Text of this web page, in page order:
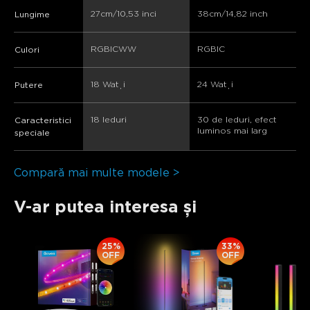
Lungime 27cm/10,53 inci 38cm/14,82 inch
Culori RGBICWW RGBIC
Putere 18 Wați 24 Wați
Caracteristici
speciale
18 leduri
30 de leduri, efect
luminos mai larg
Compară mai multe modele >
V-ar putea interesa și
25%
OFF
33%
OFF
close